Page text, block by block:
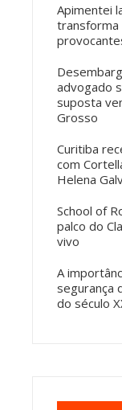
Apimentei
transforma
advogado
suposta
Grosso
Curitiba
com
Helena
School of
palco do
vivo
A
segurança
do século